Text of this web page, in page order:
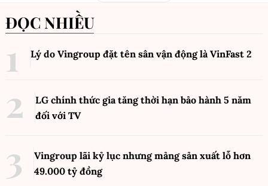
ĐỌC NHIỀU
Lý do Vingroup đặt tên sân vận động là VinFast 2
LG chính thức gia tăng thời hạn bảo hành 5 năm
đối với TV
Vingroup lãi kỷ lục nhưng mảng sản xuất lỗ hơn
49.000 tỷ đồng